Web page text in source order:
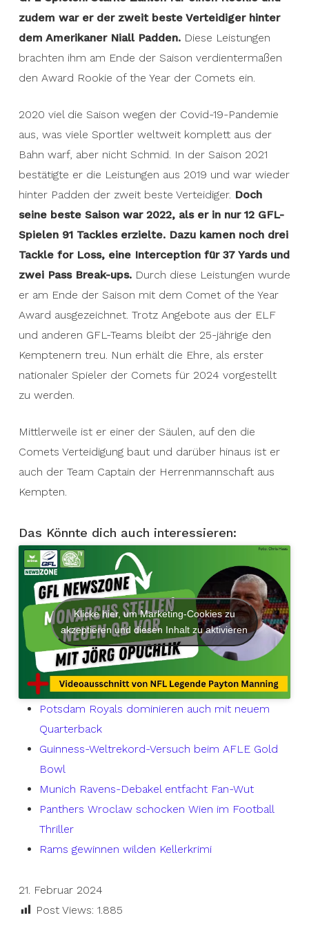
zudem war er der zweit beste Verteidiger hinter
dem Amerikaner Niall Padden. Diese Leistungen
brachten ihm am Ende der Saison verdientermaßen
den Award Rookie of the Year der Comets ein.
2020 viel die Saison wegen der Covid-19-Pandemie
aus, was viele Sportler weltweit komplett aus der
Bahn warf, aber nicht Schmid. In der Saison 2021
bestätigte er die Leistungen aus 2019 und war wieder
hinter Padden der zweit beste Verteidiger. Doch
seine beste Saison war 2022, als er in nur 12 GFL-
Spielen 91 Tackles erzielte. Dazu kamen noch drei
Tackle for Loss, eine Interception für 37 Yards und
zwei Pass Break-ups.Durch diese Leistungen wurde
er am Ende der Saison mit dem Comet of the Year
Award ausgezeichnet. Trotz Angebote aus der ELF
und anderen GFL-Teams bleibt der 25-jährige den
Kemptenern treu. Nun erhält die Ehre, als erster
nationaler Spieler der Comets für 2024 vorgestellt
zu werden.
Mittlerweile ist er einer der Säulen, auf den die
Comets Verteidigung baut und darüber hinaus ist er
auch der Team Captain der Herrenmannschaft aus
Kempten.
Das Könnte dich auch interessieren:
Klicke hier, um Marketing-Cookies zu
akzeptieren und diesen Inhalt zu aktivieren
Potsdam Royals dominieren auch mit neuem
Quarterback
Guinness-Weltrekord-Versuch beim AFLE Gold
Bowl
Munich Ravens-Debakel entfacht Fan-Wut
Panthers Wroclaw schocken Wien im Football
Thriller
Rams gewinnen wilden Kellerkrimi
21. Februar 2024
Post Views: 1.885